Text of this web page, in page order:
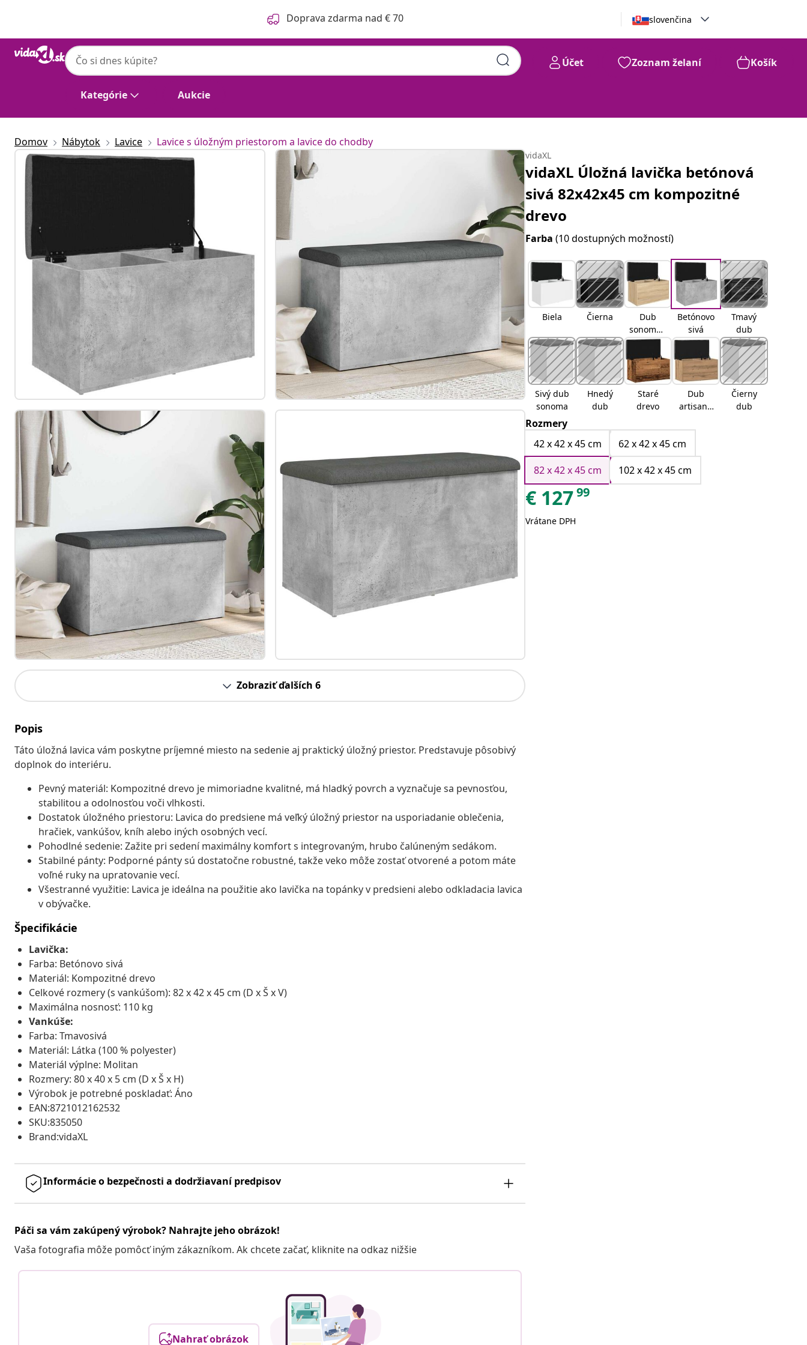
Doprava zdarma nad € 70 slovenčina
Kategórie Aukcie
Účet Zoznam želaní Košík
Domov Nábytok Lavice Lavice s úložným priestorom a lavice do chodby
Zobraziť ďalších 6
Popis
Táto úložná lavica vám poskytne príjemné miesto na sedenie aj praktický úložný priestor. Predstavuje pôsobivý
doplnok do interiéru.
Pevný materiál: Kompozitné drevo je mimoriadne kvalitné, má hladký povrch a vyznačuje sa pevnosťou,
stabilitou a odolnosťou voči vlhkosti.
Dostatok úložného priestoru: Lavica do predsiene má veľký úložný priestor na usporiadanie oblečenia,
hračiek, vankúšov, kníh alebo iných osobných vecí.
Pohodlné sedenie: Zažite pri sedení maximálny komfort s integrovaným, hrubo čalúneným sedákom.
Stabilné pánty: Podporné pánty sú dostatočne robustné, takže veko môže zostať otvorené a potom máte
voľné ruky na upratovanie vecí.
Všestranné využitie: Lavica je ideálna na použitie ako lavička na topánky v predsieni alebo odkladacia lavica
v obývačke.
Špecifikácie
Lavička:
Farba: Betónovo sivá
Materiál: Kompozitné drevo
Celkové rozmery (s vankúšom): 82 x 42 x 45 cm (D x Š x V)
Maximálna nosnosť: 110 kg
Vankúše:
Farba: Tmavosivá
Materiál: Látka (100 % polyester)
Materiál výplne: Molitan
Rozmery: 80 x 40 x 5 cm (D x Š x H)
Výrobok je potrebné poskladať: Áno
EAN:8721012162532
SKU:835050
Brand:vidaXL
Informácie o bezpečnosti a dodržiavaní predpisov
Páči sa vám zakúpený výrobok? Nahrajte jeho obrázok!
Vaša fotografia môže pomôcť iným zákazníkom. Ak chcete začať, kliknite na odkaz nižšie
Nahrať obrázok
vidaXL
vidaXL Úložná lavička betónová
sivá 82x42x45 cm kompozitné
drevo
Farba(10 dostupných možností)
Biela Čierna
Dub
sonomad
ub
sonoma
Betónovo
sivá
Tmavý
dub
Sivý dub
sonoma
Hnedý
dub
Staré
drevo
Dub
artisand
artisan
Čierny
dub
Rozmery
42 x 42 x 45 cm
62 x 42 x 45 cm
82 x 42 x 45 cm
102 x 42 x 45 cm
€ 12799
Vrátane DPH